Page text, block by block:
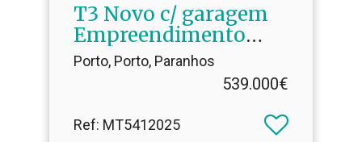
T3 Novo c/ garagem
Empreendimento
Boss Gardens
Porto, Porto, Paranhos
539.000€
Ref: MT5412025